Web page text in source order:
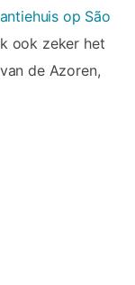
op São
ook zeker het
de Azoren,